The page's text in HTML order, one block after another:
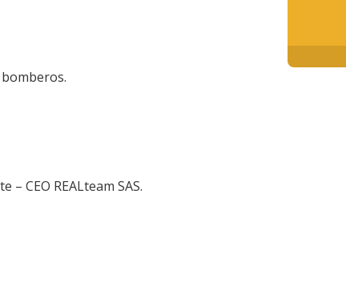
CEO REALteam SAS.